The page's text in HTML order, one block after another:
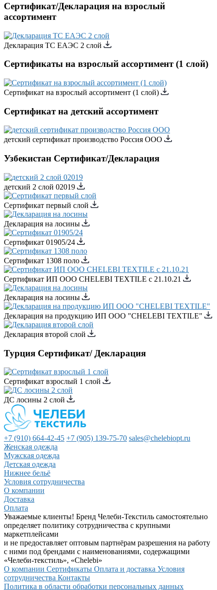
Сертификат/Декларация на взрослый
ассортимент
Декларация ТС ЕАЭС 2 слой
Сертификаты на взрослый ассортимент (1 слой)
Сертификат на взрослый ассортимент (1 слой)
Сертификат на детский ассортимент
детский сертификат производство Россия ООО
Узбекистан Сертификат/Декларация
детский 2 слой 02019
Сертификат первый слой
Декларация на лосины
Сертификат 01905/24
Cертификат 1308 поло
Сертификат ИП ООО CHELEBI TEXTILE с 21.10.21
Декларация на лосины
Декларация на продукцию ИП ООО "CHELEBI TEXTILE"
Декларация второй слой
Турция Сертификат/ Декларация
Сертификат взрослый 1 слой
ДС лосины 2 слой
+7 (910) 664-42-45 +7 (905) 139-75-70 sales@chelebiopt.ru
Женская одежда
Мужская одежда
Детская одежда
Нижнее бельё
Условия сотрудничества
О компании
Доставка
Оплата
Уважаемые клиенты! Бренд Челеби-Текстиль самостоятельно
определяет политику сотрудничества с крупными
маркетплейсами
и не предоставляет оптовым партнёрам разрешения на работу
с ними под брендами с наименованиями, содержащими
«Челеби-текстиль», «Chelebi»
О компании Сертификаты Оплата и доставка Условия
сотрудничества Контакты
Политика в области обработки персональных данных